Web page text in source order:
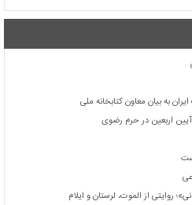
به بیان معاون کتابخانه ملی
اربعین در حرم رضوی
روایتی از الموت، لرستان و ایلام